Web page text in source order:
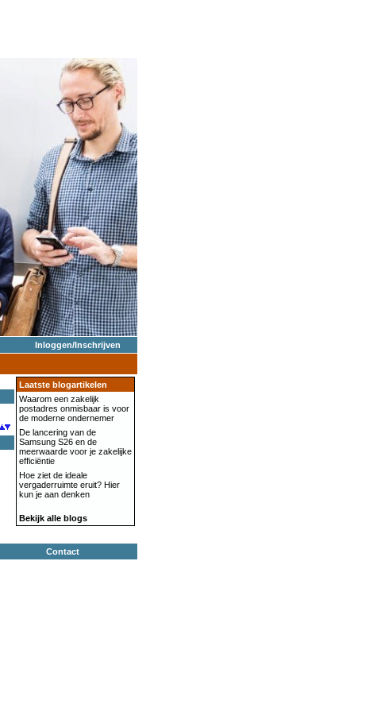
Inloggen/Inschrijven
Laatste blogartikelen
Waarom een zakelijk
postadres onmisbaar is voor
de moderne ondernemer
De lancering van de
Samsung S26 en de
meerwaarde voor je zakelijke
efficiëntie
Hoe ziet de ideale
vergaderruimte eruit? Hier
kun je aan denken
Bekijk alle blogs
Contact